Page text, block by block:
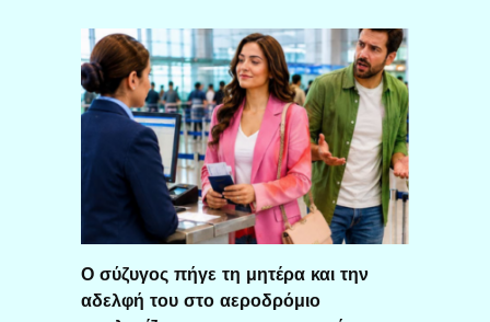
Ο σύζυγος πήγε τη μητέρα και την
αδελφή του στο αεροδρόμιο